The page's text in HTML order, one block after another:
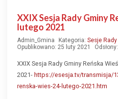
XXIX Sesja Rady Gminy
lutego 2021
Admin_Gmina Kategoria: Sesje
Opublikowano: 25 luty 2021
XXIX Sesja Rady Gminy Reńska
2021- https://esesja.tv/transmisja/
renska-wies-24-lutego-2021.htm